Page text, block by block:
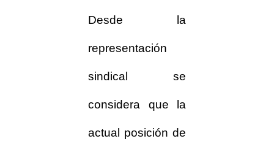
Desde la
representación
sindical se
considera que la
actual posición de